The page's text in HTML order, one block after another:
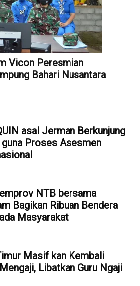
Vicon Peresmian
Bahari Nusantara
asal Jerman Berkunjung
Proses Asesmen
NTB bersama
Bagikan Ribuan Bendera
Masyarakat
Masif kan Kembali
Libatkan Guru Ngaji